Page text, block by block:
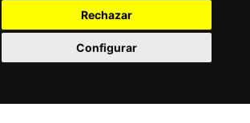
Rechazar
Configurar
Sonido SL. Todos los derechos reservados.